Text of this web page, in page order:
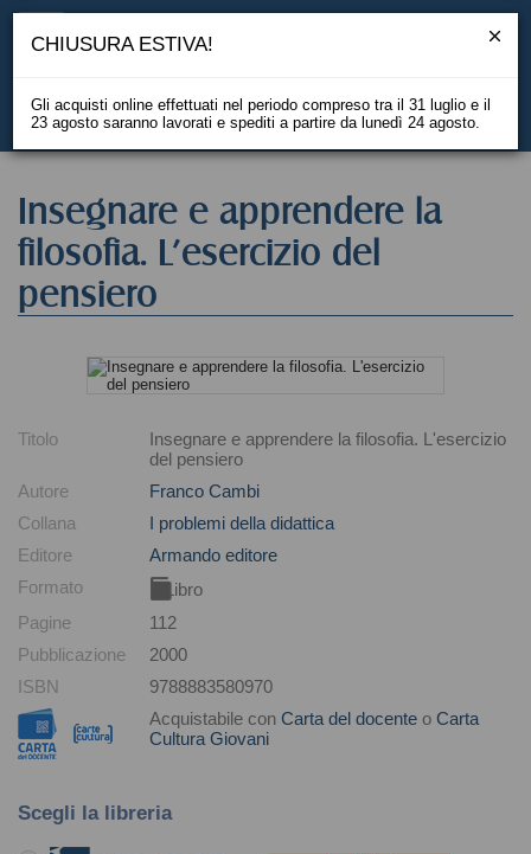
EN
Insegnare e apprendere la
filosofia. L'esercizio del
pensiero
Titolo
Insegnare e apprendere la filosofia. L'esercizio
del pensiero
Autore
Franco Cambi
Collana
I problemi della didattica
Editore
Armando editore
Formato
Libro
Pagine
112
Pubblicazione
2000
ISBN
9788883580970
Acquistabile con Carta del docente o Carta
Cultura Giovani
Scegli la libreria
CHIUSURA ESTIVA!
Gli acquisti online effettuati nel periodo compreso tra il 31 luglio e il
23 agosto saranno lavorati e spediti a partire da lunedì 24 agosto.